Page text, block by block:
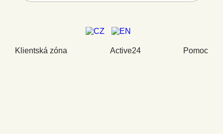
Klientská zóna Active24 Pomoc